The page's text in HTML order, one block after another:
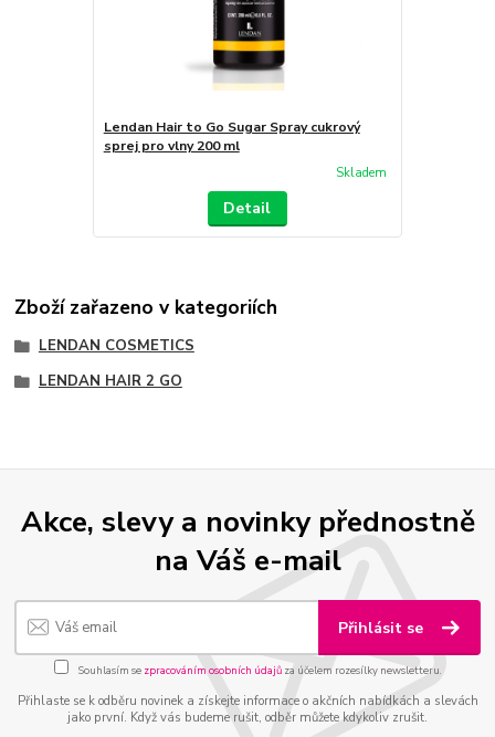
Lendan Hair to Go Sugar Spray cukrový
sprej pro vlny 200 ml
Skladem
Detail
Zboží zařazeno v kategoriích
LENDAN COSMETICS
LENDAN HAIR 2 GO
Akce, slevy a novinky přednostně
na Váš e-mail
Přihlásit se
Souhlasím se zpracováním osobních údajůza účelem rozesílky newsletteru.
Přihlaste se k odběru novinek a získejte informace o akčních nabídkách a slevách
jako první. Když vás budeme rušit, odběr můžete kdykoliv zrušit.